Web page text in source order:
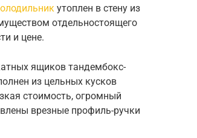
утоплен в стену из
отдельностоящего
и цене.
ящиков тандембокс-
из цельных кусков
стоимость, огромный
врезные профиль-ручки